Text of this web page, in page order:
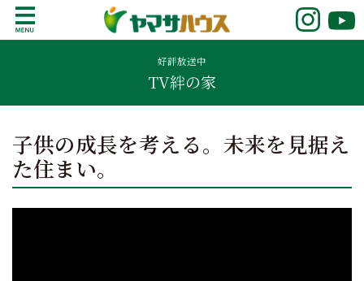
o
鹿児島で注文住宅ならヤマサハウス
新築の注文住宅や建売モデルハウスをお探し
の方はこちら。鹿児島県内で11年連続ナンバ
ーワンの実績を誇る、絆の家でおなじみの
ヤマサハウス。展示場情報や家づくりのこだ
好評放送中
TV絆の家
子供の成長を考える。未来を見据え
た住まい。